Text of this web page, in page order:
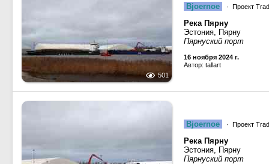
501
Bjoernoe · Проект
Река Пярну
Эстония, Пярну
Пярнуский порт
16 ноября 2024 г.
Автор: tallart
Bjoernoe · Проект
Река Пярну
Эстония, Пярну
Пярнуский порт